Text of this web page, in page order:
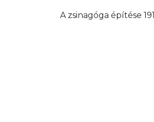
A zsinagóga építése